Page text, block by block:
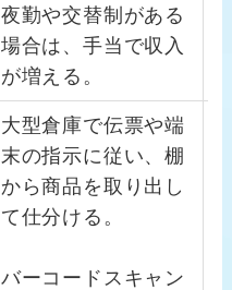
夜勤や交替制がある
場合は、手当で収入
が増える。
大型倉庫で伝票や端
末の指示に従い、棚
から商品を取り出し
て仕分ける。
バーコードスキャン